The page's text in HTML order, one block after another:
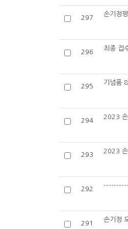
297
손기정
296
최종 접
295
기념품
294
2023 손
293
2023 손
292
291
손기정